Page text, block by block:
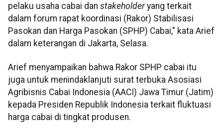
pelaku usaha cabai dan stakeholderyang terkait
dalam forum rapat koordinasi (Rakor) Stabilisasi
Pasokan dan Harga Pasokan (SPHP) Cabai," kata Arief
dalam keterangan di Jakarta, Selasa.
Arief menyampaikan bahwa Rakor SPHP cabai itu
juga untuk menindaklanjuti surat terbuka Asosiasi
Agribisnis Cabai Indonesia (AACI) Jawa Timur (Jatim)
kepada Presiden Republik Indonesia terkait fluktuasi
harga cabai di tingkat produsen.